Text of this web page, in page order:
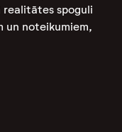
realitātes spoguli
un noteikumiem,